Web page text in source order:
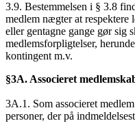
3.9. Bestemmelsen i § 3.8
medlem nægter at
eller gentagne gange gør sig
medlemsforpligtelser,
kontingent m.v.
§3A. Associeret
3A.1. Som associeret
personer, der på